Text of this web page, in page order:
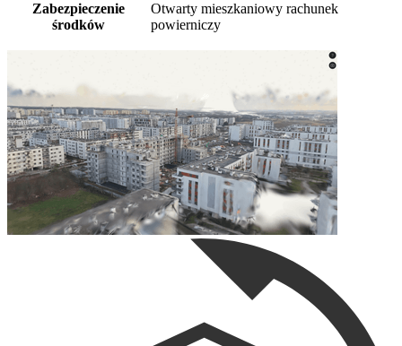
Zabezpieczenie
środków
Otwarty mieszkaniowy rachunek
powierniczy